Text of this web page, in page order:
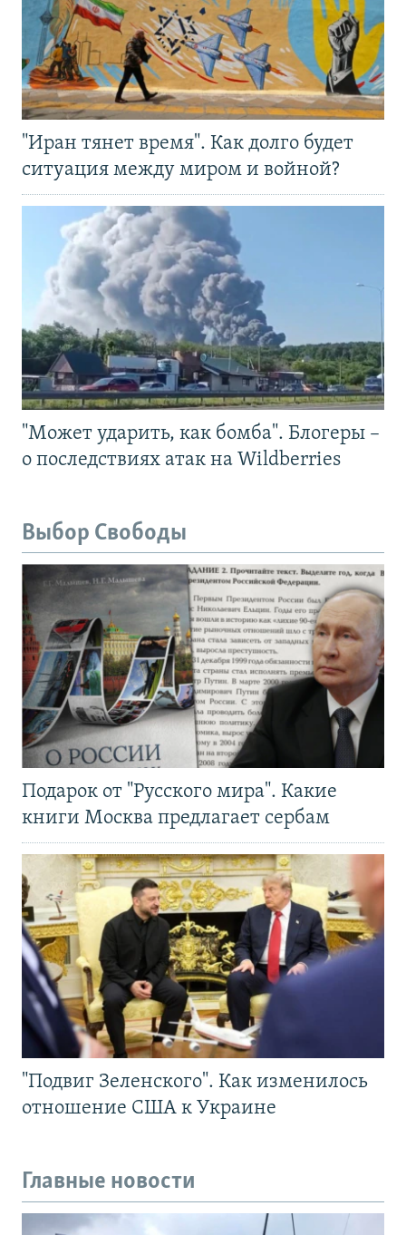
"Иран тянет время". Как долго будет
ситуация между миром и войной?
"Может ударить, как бомба". Блогеры –
о последствиях атак на Wildberries
Выбор Свободы
Подарок от "Русского мира". Какие
книги Москва предлагает сербам
"Подвиг Зеленского". Как изменилось
отношение США к Украине
Главные новости